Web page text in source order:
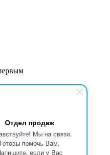
Отдел продаж
Мы на связи.
Готовы помочь Вам.
если у Вас